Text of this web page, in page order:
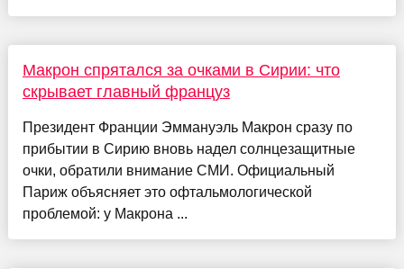
Макрон спрятался за очками в Сирии: что
скрывает главный француз
Президент Франции Эммануэль Макрон сразу по
прибытии в Сирию вновь надел солнцезащитные
очки, обратили внимание СМИ. Официальный
Париж объясняет это офтальмологической
проблемой: у Макрона ...